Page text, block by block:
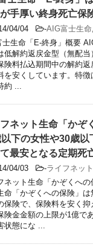
手厚い終身死亡保
04/04 -AIG富士生命
士生命「E-終身」概要
低解約返戻金型（無配
険料払込期間中の解約
を安くしています。特
約 ...
ネット生命「かぞ
下の女性や30歳以
最安となる定期死
04/03 -ライフネッ
ネット生命「かぞくへ
命「かぞくへの保険」
保険で、保険料を安く
険金金額の上限が1億で
状態にな ...